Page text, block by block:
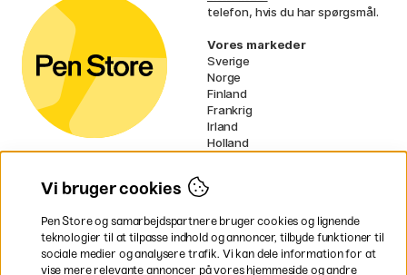
telefon, hvis du har spørgsmål.
Vores markeder
Sverige
Norge
Finland
Frankrig
Irland
Holland
EU
* Specifikkefragtvilkår gælder for
voluminøse varer.
Vi bruger cookies
Pen Store og samarbejdspartnere bruger cookies og lignende
teknologier til at tilpasse indhold og annoncer, tilbyde funktioner til
sociale medier og analysere trafik. Vi kan dele information for at
vise mere relevante annoncer på vores hjemmeside og andre